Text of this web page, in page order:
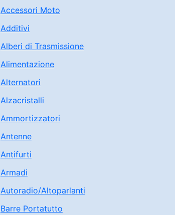
Accessori Moto
Additivi
Alberi di Trasmissione
Alimentazione
Alternatori
Alzacristalli
Ammortizzatori
Antenne
Antifurti
Armadi
Autoradio/Altoparlanti
Barre Portatutto